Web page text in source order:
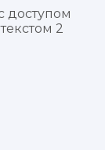
доступом
2